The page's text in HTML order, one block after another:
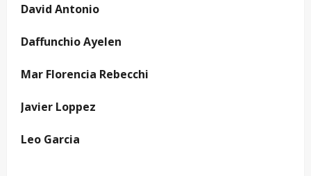
David Antonio
Daffunchio Ayelen
Mar Florencia Rebecchi
Javier Loppez
Leo Garcia